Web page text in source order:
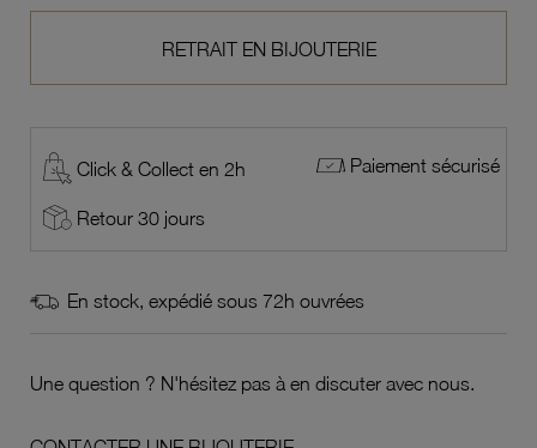
RETRAIT EN BIJOUTERIE
Click & Collect en 2h Paiement sécurisé
Retour 30 jours
En stock, expédié sous 72h ouvrées
Une question ? N'hésitez pas à en discuter avec nous.